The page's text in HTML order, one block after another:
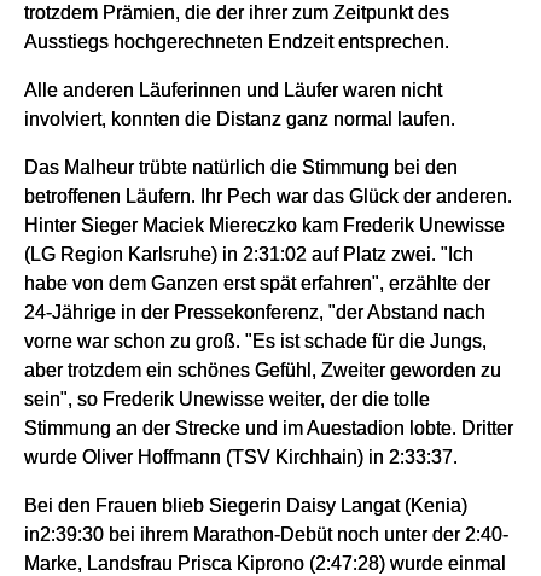
trotzdem Prämien, die der ihrer zum Zeitpunkt des
Ausstiegs hochgerechneten Endzeit entsprechen.
Alle anderen Läuferinnen und Läufer waren nicht
involviert, konnten die Distanz ganz normal laufen.
Das Malheur trübte natürlich die Stimmung bei den
betroffenen Läufern. Ihr Pech war das Glück der anderen.
Hinter Sieger Maciek Miereczko kam Frederik Unewisse
(LG Region Karlsruhe) in 2:31:02 auf Platz zwei. "Ich
habe von dem Ganzen erst spät erfahren", erzählte der
24-Jährige in der Pressekonferenz, "der Abstand nach
vorne war schon zu groß. "Es ist schade für die Jungs,
aber trotzdem ein schönes Gefühl, Zweiter geworden zu
sein", so Frederik Unewisse weiter, der die tolle
Stimmung an der Strecke und im Auestadion lobte. Dritter
wurde Oliver Hoffmann (TSV Kirchhain) in 2:33:37.
Bei den Frauen blieb Siegerin Daisy Langat (Kenia)
in2:39:30 bei ihrem Marathon-Debüt noch unter der 2:40-
Marke, Landsfrau Prisca Kiprono (2:47:28) wurde einmal